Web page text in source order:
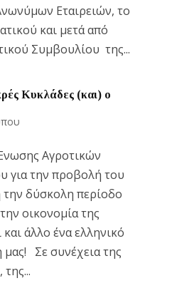
Εταιρειών, το
και μετά από
Συμβουλίου της...
Κυκλάδες (και) ο
Αγροτικών
για την προβολή του
δύσκολη περίοδο
οικονομία της
άλλο ένα ελληνικό
μας! Σε συνέχεια της